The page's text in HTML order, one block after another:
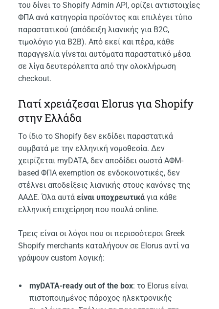
του δίνει το Shopify Admin API, ορίζει αντιστοιχίες
ΦΠΑ ανά κατηγορία προϊόντος και επιλέγει τύπο
παραστατικού (απόδειξη λιανικής για B2C,
τιμολόγιο για B2B). Από εκεί και πέρα, κάθε
παραγγελία γίνεται αυτόματα παραστατικό μέσα
σε λίγα δευτερόλεπτα από την ολοκλήρωση
checkout.
Γιατί χρειάζεσαι Elorus για Shopify
στην Ελλάδα
Το ίδιο το Shopify δεν εκδίδει παραστατικά
συμβατά με την ελληνική νομοθεσία. Δεν
χειρίζεται myDATA, δεν αποδίδει σωστά ΑΦΜ-
based ΦΠΑ exemption σε ενδοκοινοτικές, δεν
στέλνει αποδείξεις λιανικής στους κανόνες της
ΑΑΔΕ. Όλα αυτάείναι υποχρεωτικά για κάθε
ελληνική επιχείρηση που πουλά online.
Τρεις είναι οι λόγοι που οι περισσότεροι Greek
Shopify merchants καταλήγουν σε Elorus αντί να
γράψουν custom λογική:
myDATA-ready out of the box: το Elorus είναι
πιστοποιημένος πάροχος ηλεκτρονικής